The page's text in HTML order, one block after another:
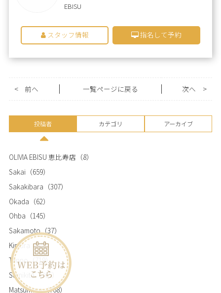
EBISU
スタッフ情報 指名して予約
< 前へ 一覧ページに戻る >
次へ
投稿者 カテゴリ アーカイブ
OLIVIA EBISU 恵比寿店 （8）
Sakai （659）
Sakakibara （307）
Okada （62）
Ohba （145）
Sakamoto（37）
Kimura
（45）
Tanno（719）
Sumikita（365）
Matsumura（768）